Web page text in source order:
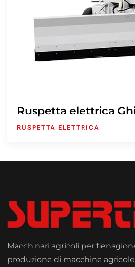
Ruspetta elettrica
RUSPETTA ELETTRICA
Macchinari agricoli per
produzione di macchine